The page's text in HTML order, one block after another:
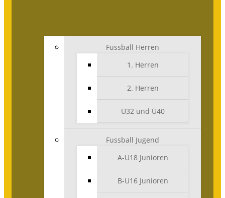
Fussball Herren
1. Herren
2. Herren
Ü32 und Ü40
Fussball Jugend
A-U18 Junioren
B-U16 Junioren